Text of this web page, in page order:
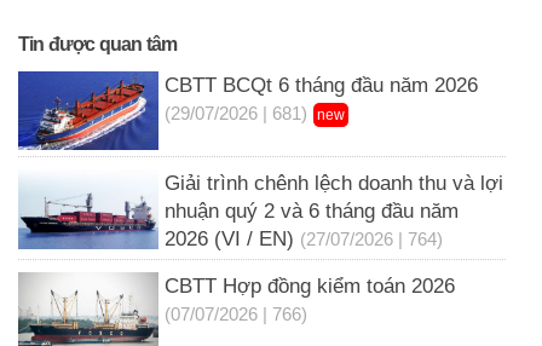
Tin được quan tâm
CBTT BCQt 6 tháng đầu năm 2026
(29/07/2026 | 681) new
Giải trình chênh lệch doanh thu và lợi
nhuận quý 2 và 6 tháng đầu năm
2026 (VI / EN) (27/07/2026 | 764)
CBTT Hợp đồng kiểm toán 2026
(07/07/2026 | 766)